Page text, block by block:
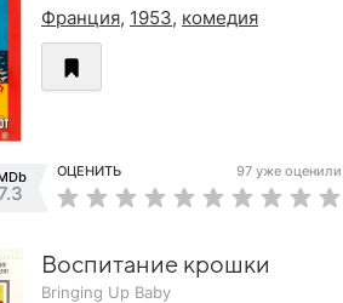
Франция, 1953, комедия
ОЦЕНИТЬ 97 уже оценили
Воспитание крошки
Bringing Up Baby